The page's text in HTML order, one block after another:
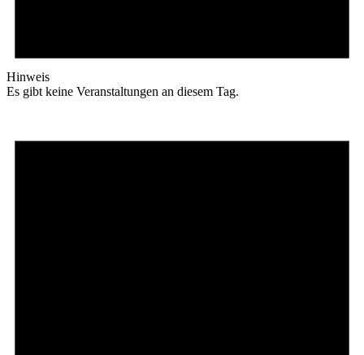
Hinweis
Es gibt keine Veranstaltungen an diesem Tag.